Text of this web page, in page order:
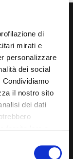
di
mirati e
personalizzare
dei social
il nostro sito
dei dati
l’accettazione